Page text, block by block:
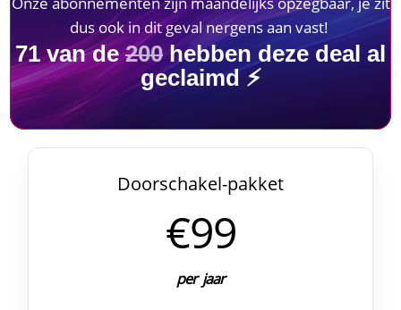
dus ook in dit geval nergens aan vast!
71van de200hebben deze deal al
geclaimd ⚡
Doorschakel-pakket
€99
per jaar